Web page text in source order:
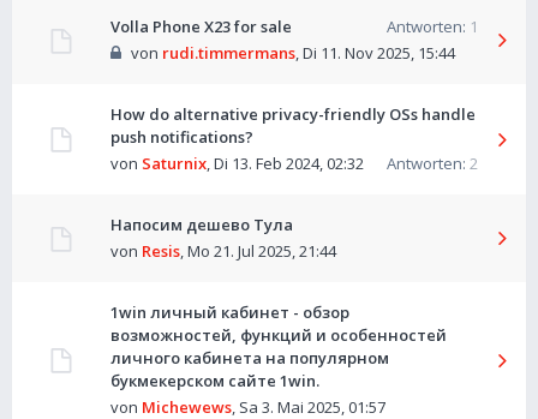
Volla Phone X23 for sale Antworten: 1
von rudi.timmermans,Di 11. Nov 2025, 15:44
How do alternative privacy-friendly OSs handle
push notifications?
Antworten: 2
von Saturnix,Di 13. Feb 2024, 02:32
Напосим дешево Тула
von Resis,Mo 21. Jul 2025, 21:44
1win личный кабинет - обзор
возможностей, функций и особенностей
личного кабинета на популярном
букмекерском сайте 1win.
von Michewews, Sa 3. Mai 2025, 01:57